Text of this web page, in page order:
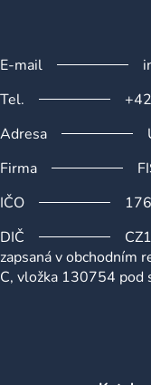
E-mail
Tel.
Adresa
Firma
IČO
DIČ
zapsaná v obchodním
C, vložka 130754 pod